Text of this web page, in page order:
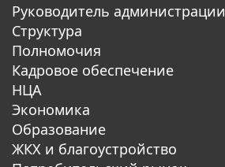
Руководитель администрации
Структура
Полномочия
Кадровое обеспечение
НЦА
Экономика
Образование
ЖКХ и благоустройство